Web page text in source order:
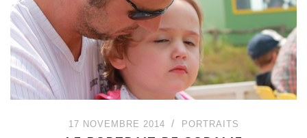
17 NOVEMBRE 2014 PORTRAITS